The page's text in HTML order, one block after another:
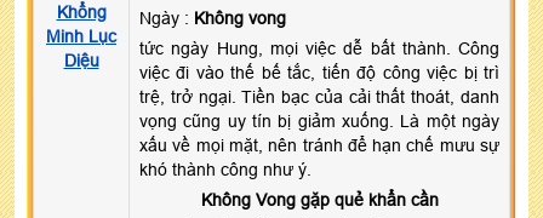
Khổng
Minh Lục
Diệu
Ngày : Không vong
tức ngày Hung, mọi việc dễ bất thành. Công
việc đi vào thế bế tắc, tiến độ công việc bị trì
trệ, trở ngại. Tiền bạc của cải thất thoát, danh
vọng cũng uy tín bị giảm xuống. Là một ngày
xấu về mọi mặt, nên tránh để hạn chế mưu sự
khó thành công như ý.
Không Vong gặp quẻ khẩn cần